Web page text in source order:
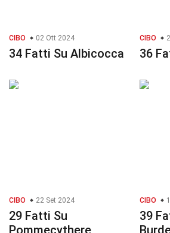
CIBO 02 Ott 2024
34 Fatti Su Albicocca
CIBO
36
CIBO 22 Set 2024
29 Fatti Su
CIBO
39